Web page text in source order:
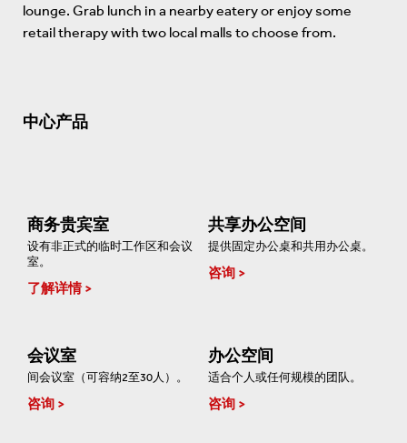
lounge. Grab lunch in a nearby eatery or enjoy some
retail therapy with two local malls to choose from.
中心产品
商务贵宾室
设有非正式的临时工作区和会议
室。
了解详情
共享办公空间
提供固定办公桌和共用办公桌。
咨询
会议室
间会议室（可容纳2至30人）。
咨询
办公空间
适合个人或任何规模的团队。
咨询